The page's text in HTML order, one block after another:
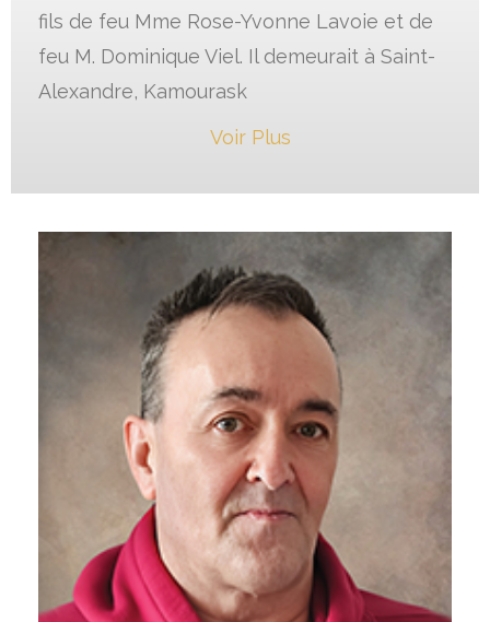
fils de feu Mme Rose-Yvonne Lavoie et de
feu M. Dominique Viel. Il demeurait à Saint-
Alexandre, Kamourask
Voir Plus